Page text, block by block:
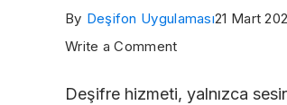
By Deşifon Uygulaması21 Mart
Write a Commenton
Hizmetlerinde
Deşifre hizmeti, yalnızca